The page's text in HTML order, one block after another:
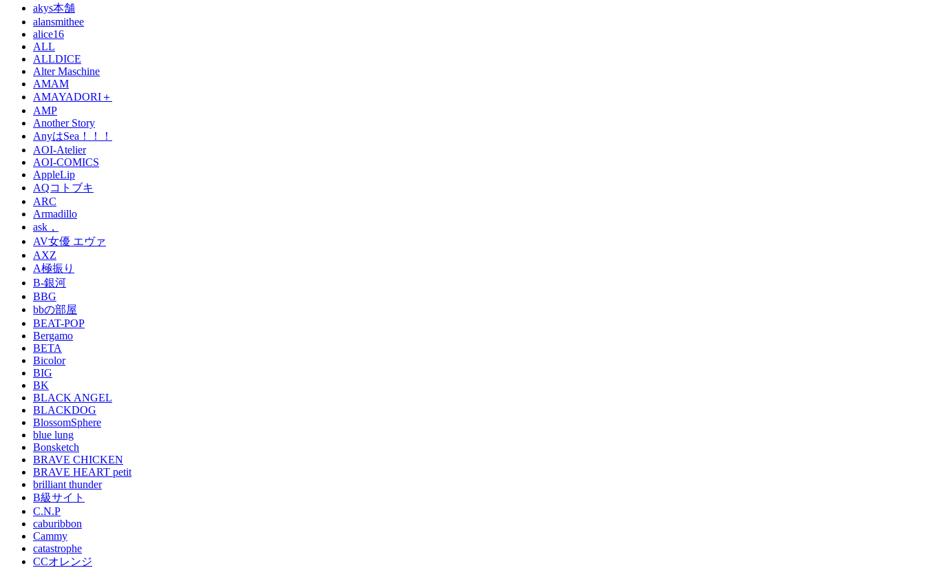
akys本舗
alansmithee
alice16
ALL
ALLDICE
Alter Maschine
AMAM
AMAYADORI＋
AMP
Another Story
AnyはSea！！！
AOI-Atelier
AOI-COMICS
AppleLip
AQコトブキ
ARC
Armadillo
ask，
AV女優 エヴァ
AXZ
A極振り
B-銀河
BBG
bbの部屋
BEAT-POP
Bergamo
BETA
Bicolor
BIG
BK
BLACK ANGEL
BLACKDOG
BlossomSphere
blue lung
Bonsketch
BRAVE CHICKEN
BRAVE HEART petit
brilliant thunder
B級サイト
C.N.P
caburibbon
Cammy
catastrophe
CCオレンジ